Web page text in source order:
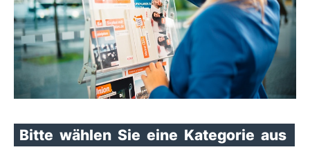
Bitte wählen Sie eine Kategorie aus